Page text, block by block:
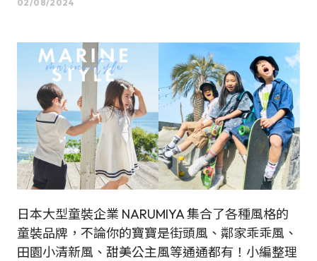
02/08/2024
日本大型童裝企業 NARUMIYA 集合了各種風格的
童裝品牌，不論你的寶寶是街頭風、鄰家乖乖風、
田園小清新風、甜美公主風等通通都有！小編整理